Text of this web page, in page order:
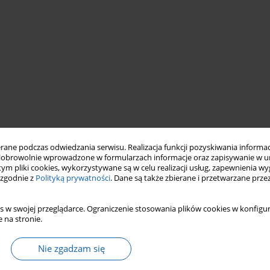
podczas odwiedzania serwisu. Realizacja funkcji pozyskiwania
wprowadzone w formularzach informacje oraz zapisywanie w
pliki cookies, wykorzystywane są w celu realizacji usług, zapewnienia
z Polityką prywatności. Dane są także zbierane i przetwarzane
w swojej przeglądarce. Ograniczenie stosowania plików cookies w
na stronie.
Nie zgadzam się
przedwojenne muzykalia